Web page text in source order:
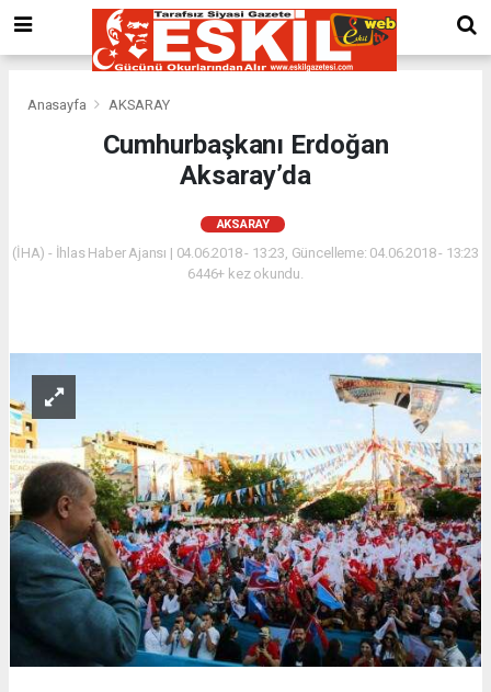
Anasayfa AKSARAY
Cumhurbaşkanı Erdoğan
Aksaray’da
AKSARAY
(İHA) - İhlas Haber Ajansı | 04.06.2018 - 13:23, Güncelleme: 04.06.2018 - 13:23
6446+ kez okundu.